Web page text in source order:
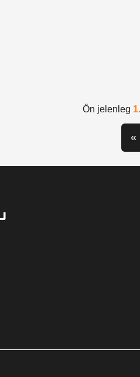
Ön jelenleg 1.
«